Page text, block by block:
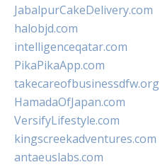
JabalpurCakeDelivery.com
halobjd.com
intelligenceqatar.com
PikaPikaApp.com
takecareofbusinessdfw.org
HamadaOfJapan.com
VersifyLifestyle.com
kingscreekadventures.com
antaeuslabs.com